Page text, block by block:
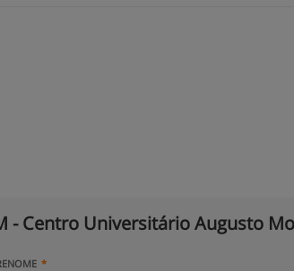
- Centro Universitário Augusto